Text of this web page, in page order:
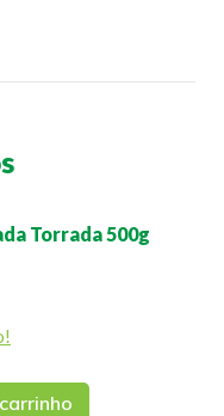
Torrada 500g